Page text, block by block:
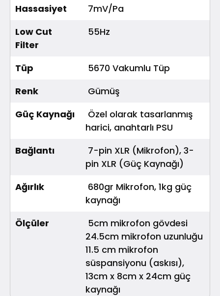
Hassasiyet
7mV/Pa
Low Cut
Filter
55Hz
Tüp
5670 Vakumlu Tüp
Renk
Gümüş
Güç Kaynağı
Özel olarak tasarlanmış
harici, anahtarlı PSU
Bağlantı
7-pin XLR (Mikrofon), 3-
pin XLR (Güç Kaynağı)
Ağırlık
680gr Mikrofon, 1kg güç
kaynağı
Ölçüler
5cm mikrofon gövdesi
24.5cm mikrofon uzunluğu
11.5 cm mikrofon
süspansiyonu (askısı),
13cm x 8cm x 24cm güç
kaynağı